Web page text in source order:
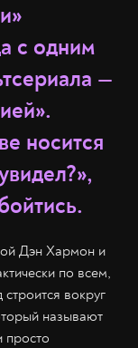
с одним
—
носится
Дэн Хармон и
по всем,
вокруг
называют
просто